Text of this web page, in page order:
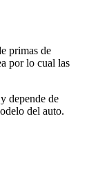
primas de
por lo cual las
depende de
del auto.